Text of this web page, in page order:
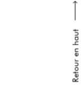
Retour en haut